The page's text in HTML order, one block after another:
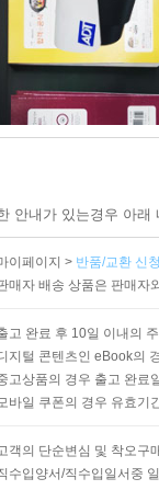
안내가 있는경우 아
이페이지 > 반품/교환 신
매자 배송 상품은 판매자
고 완료 후 10일 이내의
지털 콘텐츠인 eBook의
고상품의 경우 출고 완료
바일 쿠폰의 경우 유효기
객의 단순변심 및 착오구
수입양서/직수입일서중